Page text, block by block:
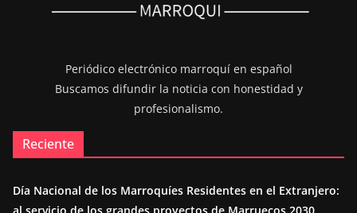
Periódico electrónico marroquí en español
Buscamos difundir la noticia con honestidad y
profesionalismo.
Reciente
Día Nacional de los Marroquíes Residentes en el Extranjero: